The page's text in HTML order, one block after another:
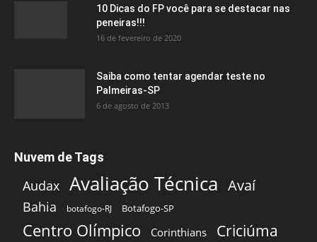
10 Dicas do FP você para se destacar nas
peneiras!!!
16 de fevereiro de 2020
Saiba como tentar agendar teste no
Palmeiras-SP
6 de agosto de 2013
Nuvem de Tags
Audax Avaliação Técnica Avaí
Bahia botafogo-RJ Botafogo-SP
Centro Olímpico Corinthians Criciúma